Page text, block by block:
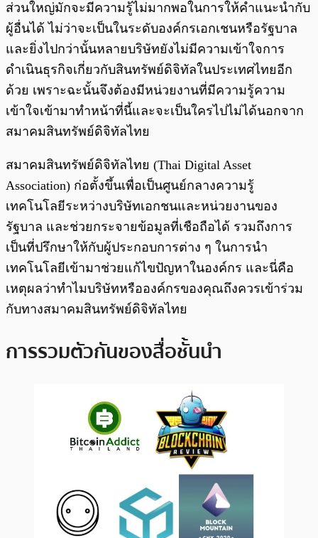
ส่วนใหญ่มักจะมีความรู้ไม่มากพอในการให้คำแนะนำกับ
ผู้อื่นได้ ไม่ว่าจะเป็นในระดับองค์กรเอกเชนหรือรัฐบาล
และยิ่งไปกว่านั้นหลายบริษัทยังไม่มีความเข้าใจการ
ดำเนินธุรกิจเกี่ยวกับสินทรัพย์ดิจิทัลในประเทศไทยอีก
ด้วย เพราะฉะนั้นจึงต้องมีหน่วยงานที่มีความรู้ความ
เข้าใจเข้ามาทำหน้าที่นี้และจะเป็นใครไปไม่ได้นอกจาก
สมาคมสินทรัพย์ดิจิทัลไทย
สมาคมสินทรัพย์ดิจิทัลไทย (Thai Digital Asset
Association) ก่อตั้งขึ้นเพื่อเป็นศูนย์กลางความรู้
เทคโนโลยีระหว่างบริษัทเอกชนและหน่วยงานของ
รัฐบาล และช่วยกระจายข้อมูลที่เชือถือได้ รวมถึงการ
เป็นที่ปรึกษาให้กับผู้ประกอบการต่าง ๆ ในการนำ
เทคโนโลยีเข้ามาช่วยแก้ไขปัญหาในองค์กร และนี่คือ
เหตุผลว่าทำไมบริษัทหรือองค์กรของคุณถึงควรเข้าร่วม
กับทางสมาคมสินทรัพย์ดิจิทัลไทย
การรวมตัวกันของสื่อชั้นนำ